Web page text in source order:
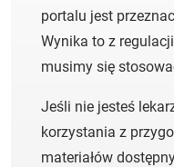
portalu jest
Wynika to z
musimy się
Jeśli nie jesteś
korzystania z
materiałów